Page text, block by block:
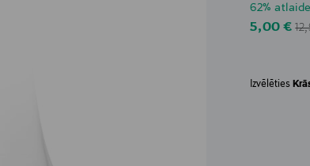
62% atlaide
5,00 €
Izvēlēties